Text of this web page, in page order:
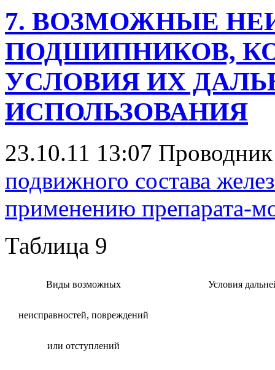
7. ВОЗМОЖНЫЕ
ПОДШИПНИКОВ,
УСЛОВИЯ ИХ
ИСПОЛЬЗОВАНИЯ
23.10.11 13:07
подвижного состава
применению препарата-
Таблица 9
Виды возможных Условия
неисправностей, повреждений
или отступлений